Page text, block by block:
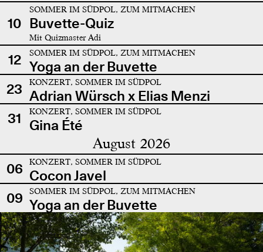
10
SOMMER IM SÜDPOL, ZUM MITMACHEN
Buvette-Quiz
Mit Quizmaster Adi
12 SOMMER IM SÜDPOL, ZUM MITMACHEN
Yoga an der Buvette
23
KONZERT, SOMMER IM SÜDPOL
Adrian Würsch x Elias Menzi
31
KONZERT, SOMMER IM SÜDPOL
Gina Été
August 2026
06 KONZERT, SOMMER IM SÜDPOL
Cocon Javel
09
SOMMER IM SÜDPOL, ZUM MITMACHEN
Yoga an der Buvette